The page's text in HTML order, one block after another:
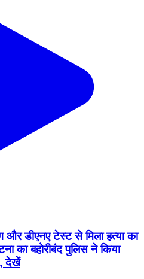
और डीएनए टेस्ट से मिला हत्या का
का बहोरीबंद पुलिस ने किया
देखें